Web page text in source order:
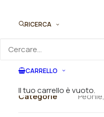
RICERCA
CARRELLO
Il tuo carrello è vuoto.
Categorie
Peonie,